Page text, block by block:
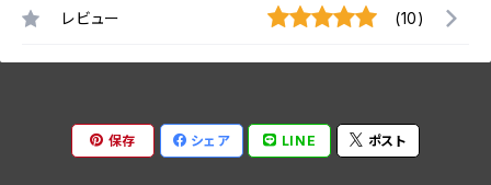
レビュー (10)
保存 シェア LINE ポスト